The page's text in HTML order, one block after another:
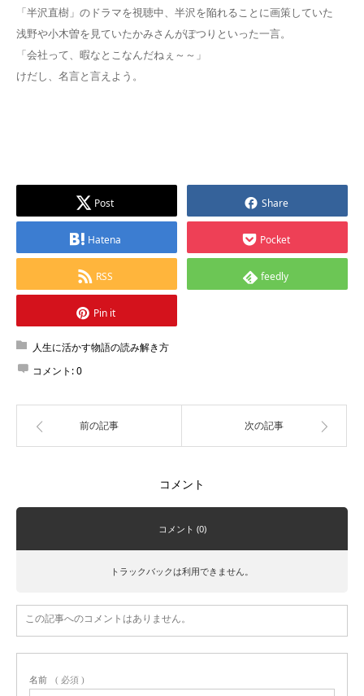
「半沢直樹」のドラマを視聴中、半沢を陥れることに画策していた
浅野や小木曽を見ていたかみさんがぽつりといった一言。
「会社って、暇なとこなんだねぇ～～」
けだし、名言と言えよう。
Post Share
Hatena Pocket
RSS feedly
Pin it
人生に活かす物語の読み解き方
コメント:0
前の記事 次の記事
コメント
コメント (0)
トラックバックは利用できません。
この記事へのコメントはありません。
名前 ( 必須 )